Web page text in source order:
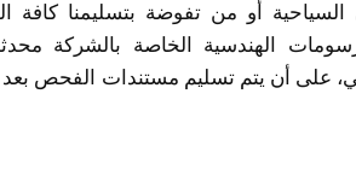
أو من تفوضة بتسليمنا كافة
الهندسية الخاصة بالشركة
على أن يتم تسليم مستندات الفحص